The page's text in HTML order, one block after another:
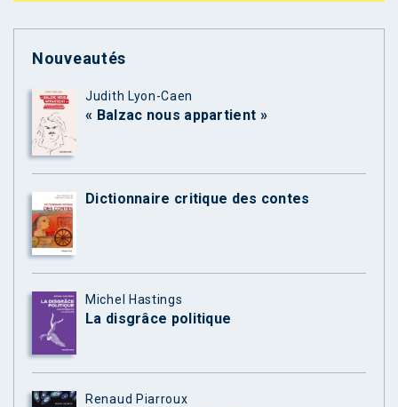
Nouveautés
Judith Lyon-Caen
« Balzac nous appartient »
Dictionnaire critique des contes
Michel Hastings
La disgrâce politique
Renaud Piarroux